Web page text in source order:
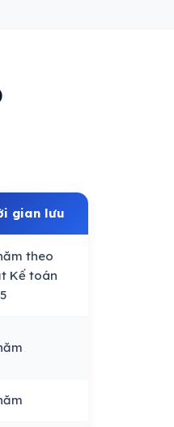
gian lưu
theo
Kế toán